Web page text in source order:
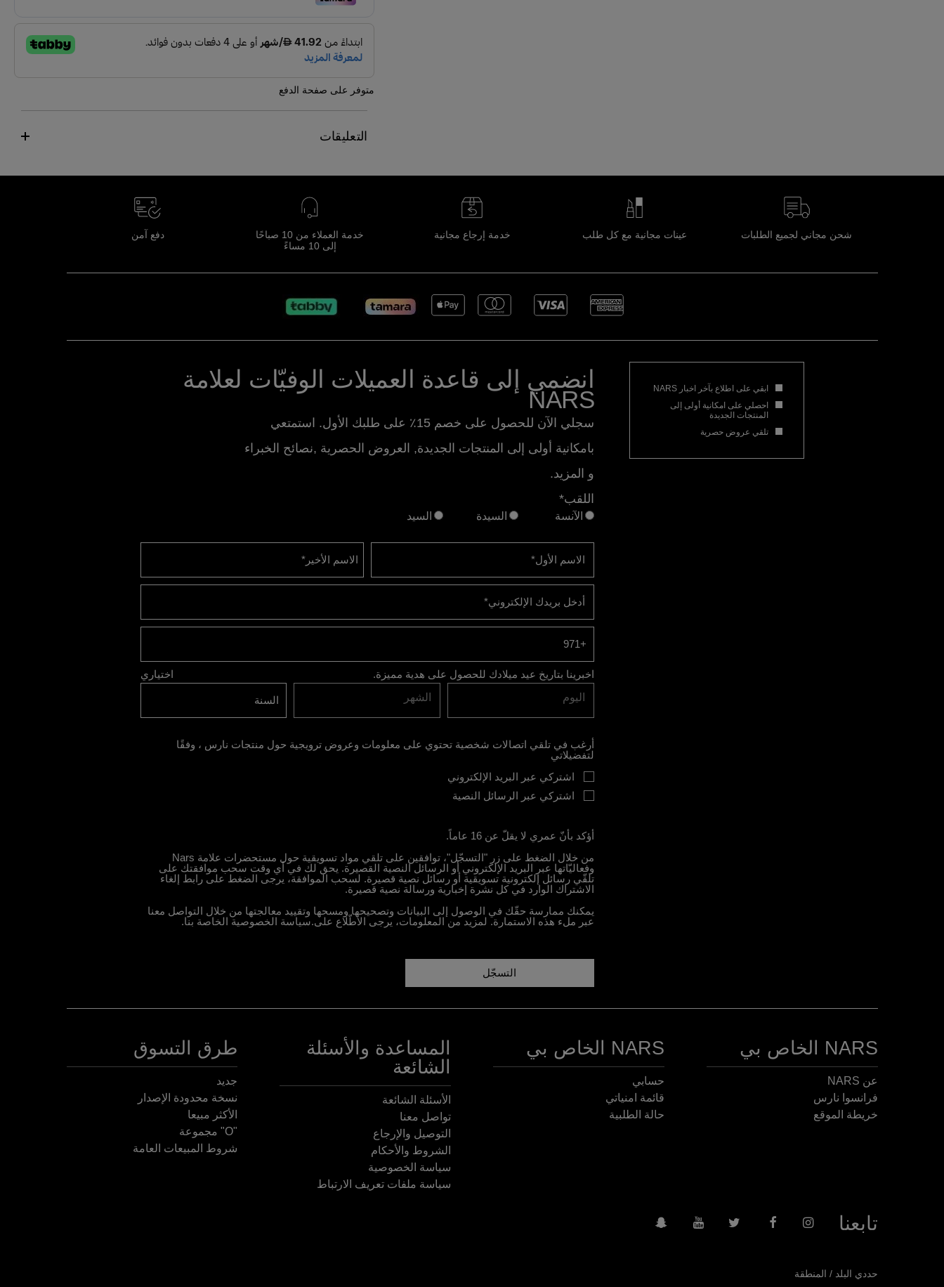
متوفر على صفحة الدفع
التعليقات
شحن مجاني لجميع الطلبات عينات مجانية مع كل طلب خدمة إرجاع مجانية
خدمة العملاء من 10 صباحًا
إلى 10 مساءً
دفع آمن
ابقي على اطلاع بآخر اخبار NARS
احصلي على امكانية أولى إلى
المنتجات الجديدة
تلقي عروض حصرية
انضمي إلى قاعدة العميلات الوفيّات لعلامة
NARS
سجلي الآن للحصول على خصم 15٪ على طلبك الأول. استمتعي
بامكانية أولى إلى المنتجات الجديدة, العروض الحصرية ,نصائح الخبراء
و المزيد.
اللقب*
الآنسة السيدة السيد
الاسم الأول* الاسم الأخير*
أدخل بريدك الإلكتروني*
+971
اخبرينا بتاريخ عيد ميلادك للحصول على هدية مميزة.
اختياري
اليوم
الشهر
أرغب في تلقي اتصالات شخصية تحتوي على معلومات وعروض ترويجية حول منتجات نارس ، وفقًا
لتفضيلاتي
اشتركي عبر البريد الإلكتروني
اشتركي عبر الرسائل النصية
أؤكد بأنّ عمري لا يقلّ عن 16 عاماً.
من خلال الضغط على زر "التسجّل"، توافقين على تلقي مواد تسويقية حول مستحضرات علامة Nars
وفعاليّاتها عبر البريد الإلكتروني أو الرسائل النصية القصيرة. يحق لك في أي وقت سحب موافقتك على
تلقّي رسائل إلكترونية تسويقية أو رسائل نصية قصيرة. لسحب الموافقة، يرجى الضغط على رابط إلغاء
الاشتراك الوارد في كل نشرة إخبارية ورسالة نصية قصيرة.
يمكنك ممارسة حقّك في الوصول إلى البيانات وتصحيحها ومسحها وتقييد معالجتها من خلال التواصل معنا
عبر ملء هذه الاستمارة. لمزيد من المعلومات، يرجى الاطّلاع على.سياسة الخصوصية الخاصة بنا.
التسجّل
NARS الخاص بي
عن NARS
فرانسوا نارس
خريطة الموقع
NARS الخاص بي
حسابي
قائمة امنياتي
حالة الطلبية
المساعدة والأسئلة
الشائعة
الأسئلة الشائعة
تواصل معنا
التوصيل والإرجاع
الشروط والأحكام
سياسة الخصوصية
سياسة ملفات تعريف الارتباط
طرق التسوق
جديد
نسخة محدودة الإصدار
الأكثر مبيعا
"O" مجموعة
شروط المبيعات العامة
تابعنا
حددي البلد / المنطقة